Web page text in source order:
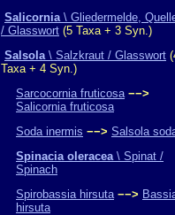
Salicornia\ Gliedermelde,
/ Glasswort (5 Taxa + 3 Syn.)
Salsola\ Salzkraut / Glasswort
Taxa + 4 Syn.)
Sarcocornia fruticosa −−>
Salicornia fruticosa
Soda inermis −−> Salsola
Spinacia oleracea\ Spinat /
Spinach
Spirobassia hirsuta −−>
hirsuta